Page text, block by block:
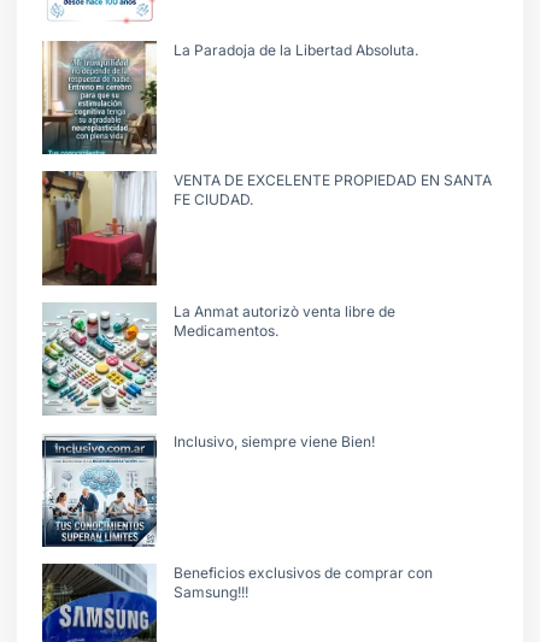
La Paradoja de la Libertad Absoluta.
VENTA DE EXCELENTE PROPIEDAD EN SANTA
FE CIUDAD.
La Anmat autorizò venta libre de
Medicamentos.
Inclusivo, siempre viene Bien!
Beneficios exclusivos de comprar con
Samsung!!!